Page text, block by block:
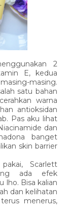
2
E, kedua
masing.
satu bahan
warna
antioksidan
Pas aku lihat
dan
banget
skin barrier
Scarlett
ada efek
lho. Bisa kalian
dan kelihatan
menerus,